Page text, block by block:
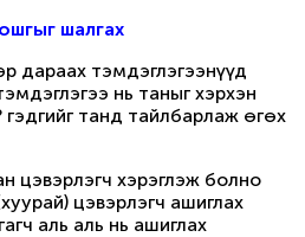
шалгах
дараах тэмдэглэгээнүүд
нь таныг хэрхэн
гэдгийг танд тайлбарлаж өгөх
цэвэрлэгч хэрэглэж болно
цэвэрлэгч ашиглах
аль аль нь ашиглах